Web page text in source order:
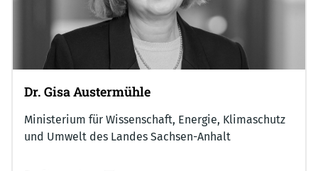
Dr. Gisa Austermühle
Ministerium für Wissenschaft, Energie, Klimaschutz
und Umwelt des Landes Sachsen-Anhalt